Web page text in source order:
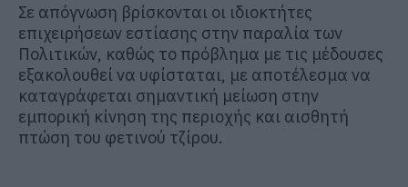
Σε απόγνωση βρίσκονται οι ιδιοκτήτες
επιχειρήσεων εστίασης στην παραλία των
Πολιτικών, καθώς το πρόβλημα με τις μέδουσες
εξακολουθεί να υφίσταται, με αποτέλεσμα να
καταγράφεται σημαντική μείωση στην
εμπορική κίνηση της περιοχής και αισθητή
πτώση του φετινού τζίρου.